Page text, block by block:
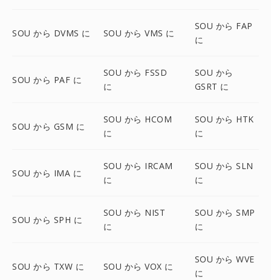
SOU から DVMS に SOU から VMS に
SOU から FAP
に
SOU から PAF に
SOU から FSSD
に
SOU から
GSRT に
SOU から GSM に
SOU から HCOM
に
SOU から HTK
に
SOU から IMA に
SOU から IRCAM
に
SOU から SLN
に
SOU から SPH に
SOU から NIST
に
SOU から SMP
に
SOU から TXW に SOU から VOX に
SOU から WVE
に